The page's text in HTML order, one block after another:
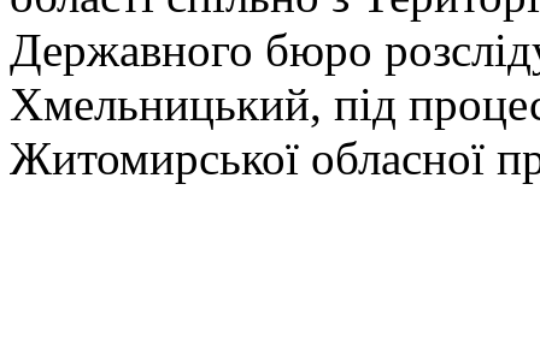
Державного бюро
Хмельницький, під
Житомирської обласної